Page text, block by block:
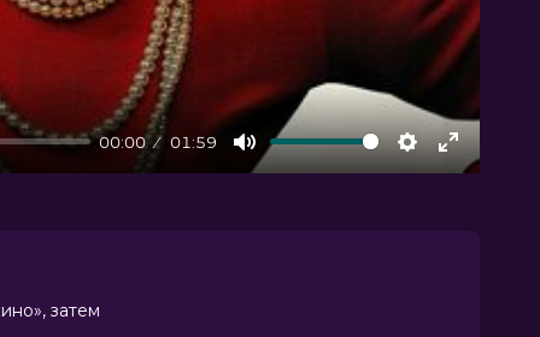
00:00 01:59
Mute Settings
Enter
затем